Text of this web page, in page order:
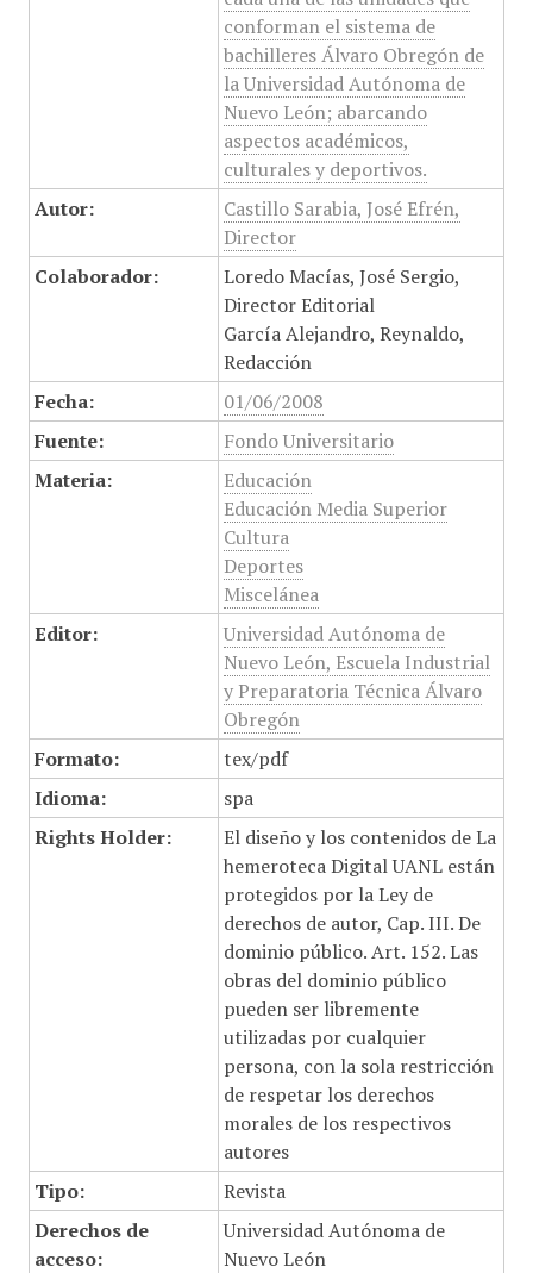
conforman el sistema de
bachilleres Álvaro Obregón de
la Universidad Autónoma de
Nuevo León; abarcando
aspectos académicos,
culturales y deportivos.
Autor:
Castillo Sarabia, José Efrén,
Director
Colaborador:
Loredo Macías, José Sergio,
Director Editorial
García Alejandro, Reynaldo,
Redacción
Fecha:
01/06/2008
Fuente:
Fondo Universitario
Materia:
Educación
Educación Media Superior
Cultura
Deportes
Miscelánea
Editor:
Universidad Autónoma de
Nuevo León, Escuela Industrial
y Preparatoria Técnica Álvaro
Obregón
Formato:
tex/pdf
Idioma:
spa
Rights Holder:
El diseño y los contenidos de La
hemeroteca Digital UANL están
protegidos por la Ley de
derechos de autor, Cap. III. De
dominio público. Art. 152. Las
obras del dominio público
pueden ser libremente
utilizadas por cualquier
persona, con la sola restricción
de respetar los derechos
morales de los respectivos
autores
Tipo:
Revista
Derechos de
acceso:
Universidad Autónoma de
Nuevo León